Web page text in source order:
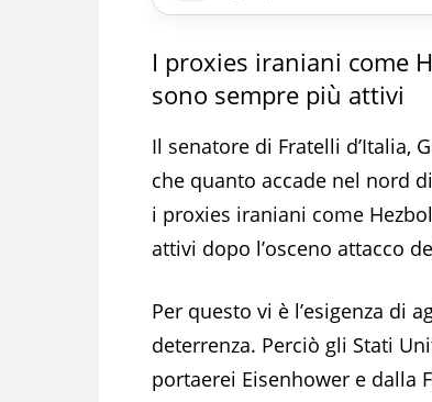
I proxies iraniani come
sono sempre più attivi
Il senatore di Fratelli d’Italia,
che quanto accade nel nord
i proxies iraniani come
attivi dopo l’osceno attacco
Per questo vi è l’esigenza di
deterrenza. Perciò gli Stati
portaerei Eisenhower e dalla